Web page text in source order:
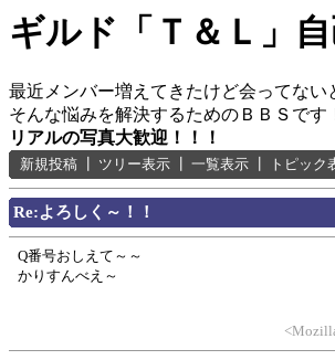
ギルド「Ｔ＆Ｌ」
最近メンバー増えてきたけど会ってな
そんな悩みを解決するためのＢＢＳで
リアルの写真大歓迎！！！
新規投稿 ツリー表示 一覧表示 トピック
Re:よろしく～！！
Q番号おしえて～～
かりすんべえ～